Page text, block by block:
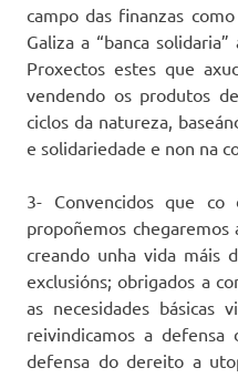
campo das finanzas
Galiza a “banca
Proxectos estes que
vendendo os produtos
ciclos da natureza,
e solidariedade e non na
3- Convencidos que co
propoñemos chegaremos
creando unha vida máis
exclusións; obrigados a
as necesidades básicas
reivindicamos a
defensa do dereito a